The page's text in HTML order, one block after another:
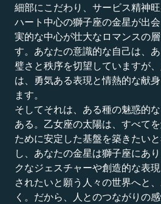
細部にこだわり、サービス精神旺
ハート中心の獅子座の金星が出会
実的な中心が壮大なロマンスの層
す。あなたの意識的な自己は、あ
璧さと秩序を切望していますが、
は、勇気ある表現と情熱的な献
ます。
そしてそれは、ある種の魅惑的
ある。乙女座の太陽は、すべて
ために安定した基盤を築きたいと
し、あなたの金星は獅子座にあ
クなジェスチャーや創造的な表
されたいと願う人々の世界へと
く。だから、人とのつながりの